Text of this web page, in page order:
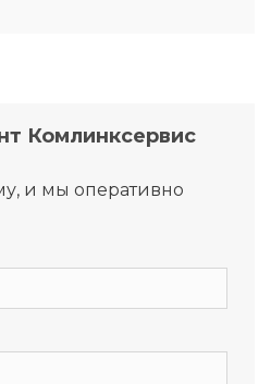
Комлинксервис
и мы оперативно